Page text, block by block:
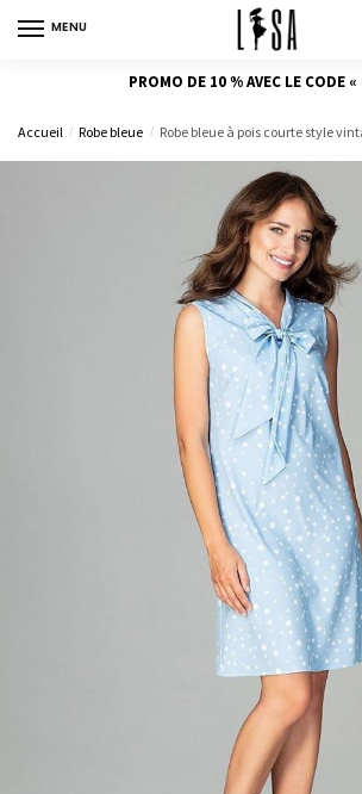
MENU
PROMO DE 10 % AVEC LE CODE «
Accueil / Robe bleue / Robe bleue à pois courte style